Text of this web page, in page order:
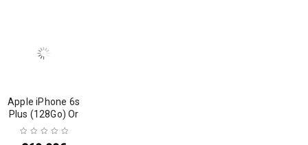
Apple iPhone 6s
Plus (128Go) Or